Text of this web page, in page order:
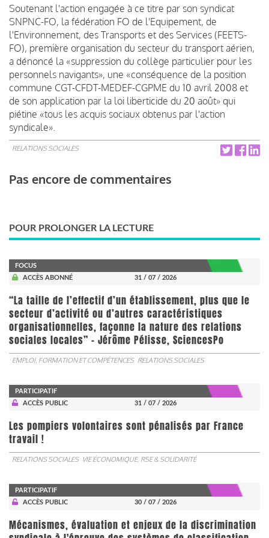
Soutenant l'action engagée à ce titre par son syndicat
SNPNC-FO, la fédération FO de l'Equipement, de
l'Environnement, des Transports et des Services (FEETS-
FO), première organisation du secteur du transport aérien,
a dénoncé la «suppression du collège particulier pour les
personnels navigants», une «conséquence de la position
commune CGT-CFDT-MEDEF-CGPME du 10 avril 2008 et
de son application par la loi liberticide du 20 août» qui
piétine «tous les acquis sociaux obtenus par l'action
syndicale».
RELATIONS SOCIALES
Pas encore de commentaires
POUR PROLONGER LA LECTURE
FOCUS
ACCÈS ABONNÉ
31 / 07 / 2026
“La taille de l’effectif d’un établissement, plus que le
secteur d’activité ou d’autres caractéristiques
organisationnelles, façonne la nature des relations
sociales locales” - Jérôme Pélisse, SciencesPo
EMPLOI, FORMATION ET COMPÉTENCES RELATIONS SOCIALES
PARTICIPATIF
ACCÈS PUBLIC
31 / 07 / 2026
Les pompiers volontaires sont pénalisés par France
travail !
RELATIONS SOCIALES VIE ÉCONOMIQUE, RSE & SOLIDARITÉ
PARTICIPATIF
ACCÈS PUBLIC
30 / 07 / 2026
Mécanismes, évaluation et enjeux de la discrimination